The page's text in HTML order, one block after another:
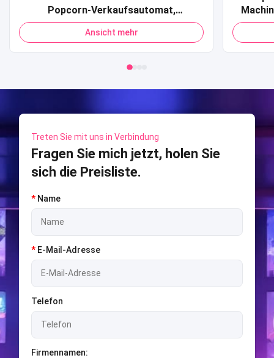
Popcorn-Verkaufsautomat,
Kreditkarte, QR-Code, Zahlung,
Popcorn-Verkaufsautomat für
Einkaufszentrum
Ansicht mehr
Sport
Treten Sie mit uns in Verbindung
Fragen Sie mich jetzt, holen Sie
sich die Preisliste.
* Name
* E-Mail-Adresse
Telefon
Firmennamen: